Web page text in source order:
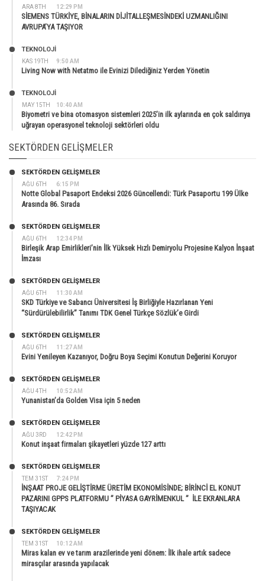
ARA 8TH 12:29 PM
SİEMENS TÜRKİYE, BİNALARIN DİJİTALLEŞMESİNDEKİ UZMANLIĞINI
AVRUPA’YA TAŞIYOR
KAS 19TH 9:50 AM
TEKNOLOJİ
Living Now with Netatmo ile Evinizi Dilediğiniz Yerden Yönetin
MAY 15TH 10:40 AM
TEKNOLOJİ
Biyometri ve bina otomasyon sistemleri 2025’in ilk aylarında en çok saldırıya
uğrayan operasyonel teknoloji sektörleri oldu
SEKTÖRDEN GELIŞMELER
AĞU 6TH 6:15 PM
SEKTÖRDEN GELIŞMELER
Notte Global Pasaport Endeksi 2026 Güncellendi: Türk Pasaportu 199 Ülke
Arasında 86. Sırada
AĞU 6TH 12:34 PM
SEKTÖRDEN GELIŞMELER
Birleşik Arap Emirlikleri’nin İlk Yüksek Hızlı Demiryolu Projesine Kalyon İnşaat
İmzası
AĞU 6TH 11:30 AM
SEKTÖRDEN GELIŞMELER
SKD Türkiye ve Sabancı Üniversitesi İş Birliğiyle Hazırlanan Yeni
“Sürdürülebilirlik” Tanımı TDK Genel Türkçe Sözlük’e Girdi
AĞU 6TH 11:27 AM
SEKTÖRDEN GELIŞMELER
Evini Yenileyen Kazanıyor, Doğru Boya Seçimi Konutun Değerini Koruyor
AĞU 4TH 10:52 AM
SEKTÖRDEN GELIŞMELER
Yunanistan’da Golden Visa için 5 neden
AĞU 3RD 12:42 PM
SEKTÖRDEN GELIŞMELER
Konut inşaat firmaları şikayetleri yüzde 127 arttı
TEM 31ST 7:24 PM
SEKTÖRDEN GELIŞMELER
İNŞAAT PROJE GELİŞTİRME ÜRETİM EKONOMİSİNDE; BİRİNCİ EL KONUT
PAZARINI GPPS PLATFORMU ” PİYASA GAYRİMENKUL ” İLE EKRANLARA
TAŞIYACAK
TEM 31ST 10:12 AM
SEKTÖRDEN GELIŞMELER
Miras kalan ev ve tarım arazilerinde yeni dönem: İlk ihale artık sadece
mirasçılar arasında yapılacak